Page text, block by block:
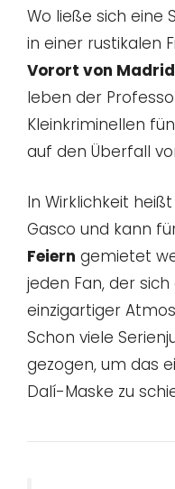
Wo ließe sich eine
in einer rustikalen
Vorort von
leben der
Kleinkriminellen
auf den Überfall
In Wirklichkeit
Gasco und kann
Feiern gemietet
jeden Fan, der
einzigartiger
Schon viele
gezogen, um das
Dalí-Maske zu